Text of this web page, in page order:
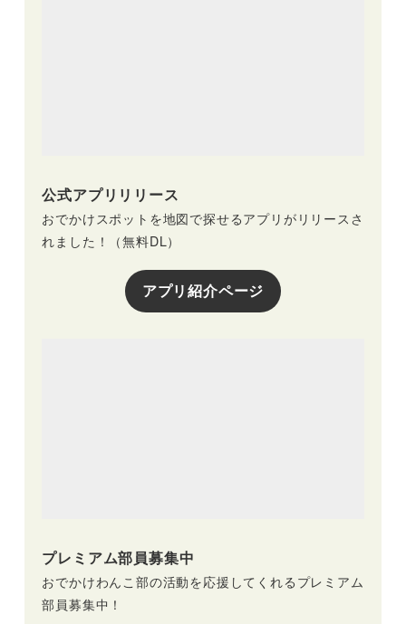
公式アプリリリース
おでかけスポットを地図で探せるアプリがリリースさ
れました！（無料DL）
アプリ紹介ページ
プレミアム部員募集中
おでかけわんこ部の活動を応援してくれるプレミアム
部員募集中！